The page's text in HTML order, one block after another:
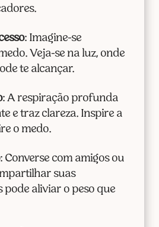
: Imagine-se
Veja-se na luz, onde
te alcançar.
: A respiração profunda
e traz clareza. Inspire a
o medo.
: Converse com amigos ou
suas
pode aliviar o peso que